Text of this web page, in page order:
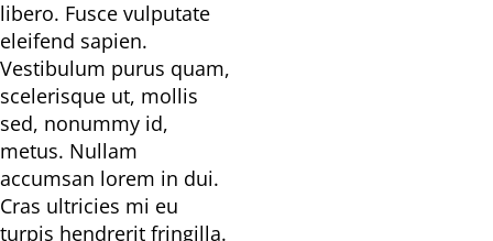
libero. Fusce vulputate
eleifend sapien.
Vestibulum purus quam,
scelerisque ut, mollis
sed, nonummy id,
metus. Nullam
accumsan lorem in dui.
Cras ultricies mi eu
turpis hendrerit fringilla.